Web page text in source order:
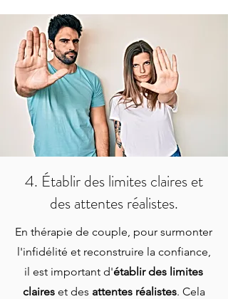
4. Établir des limites claires et
des attentes réalistes.
En thérapie de couple, pour surmonter
l'infidélité et reconstruire la confiance,
il est important d'établir des limites
claireset des attentes réalistes. Cela